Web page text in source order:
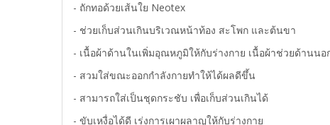
- ถักทอด้วยเส้นใย Neotex
- ช่วยเก็บส่วนเกินบริเวณหน้าท้อง สะโพก และต้นขา
- เนื้อผ้าด้านในเพิ่มอุณหภูมิให้กับร่างกาย เนื้อผ้าช่วยด้านนอ
- สวมใส่ขณะออกกำลังกายทำให้ได้ผลดีขึ้น
- สามารถใส่เป็นชุดกระชับ เพื่อเก็บส่วนเกินได้
- ขับเหงื่อได้ดี เร่งการเผาผลาญให้กับร่างกาย